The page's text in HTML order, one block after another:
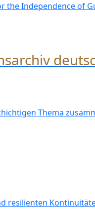
Independence of
Thema
resilienten